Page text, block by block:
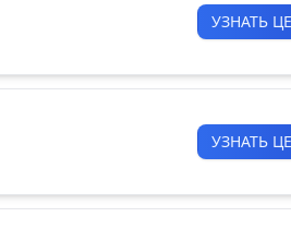
УЗНАТЬ
УЗНАТЬ